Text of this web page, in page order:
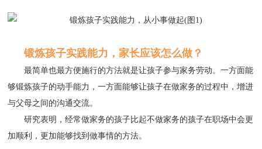
锻炼孩子实践能力，家长应该怎么做？
最简单也最方便施行的方法就是让孩子参与家务劳动。一方面能
够锻炼孩子的动手能力，一方面能够让孩子在做家务的过程中，增进
与父母之间的沟通交流。
研究表明，经常做家务的孩子比起不做家务的孩子在职场中会更
加顺利，更加能够找到做事情的方法。